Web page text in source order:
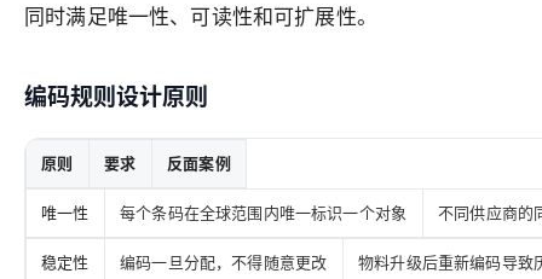
同时满足唯一性、可读性和可扩展性。
编码规则设计原则
原则 要求 反面案例
唯一性 每个条码在全球范围内唯一标识一个对象 不同供应商的
稳定性 编码一旦分配，不得随意更改 物料升级后重新编码导致